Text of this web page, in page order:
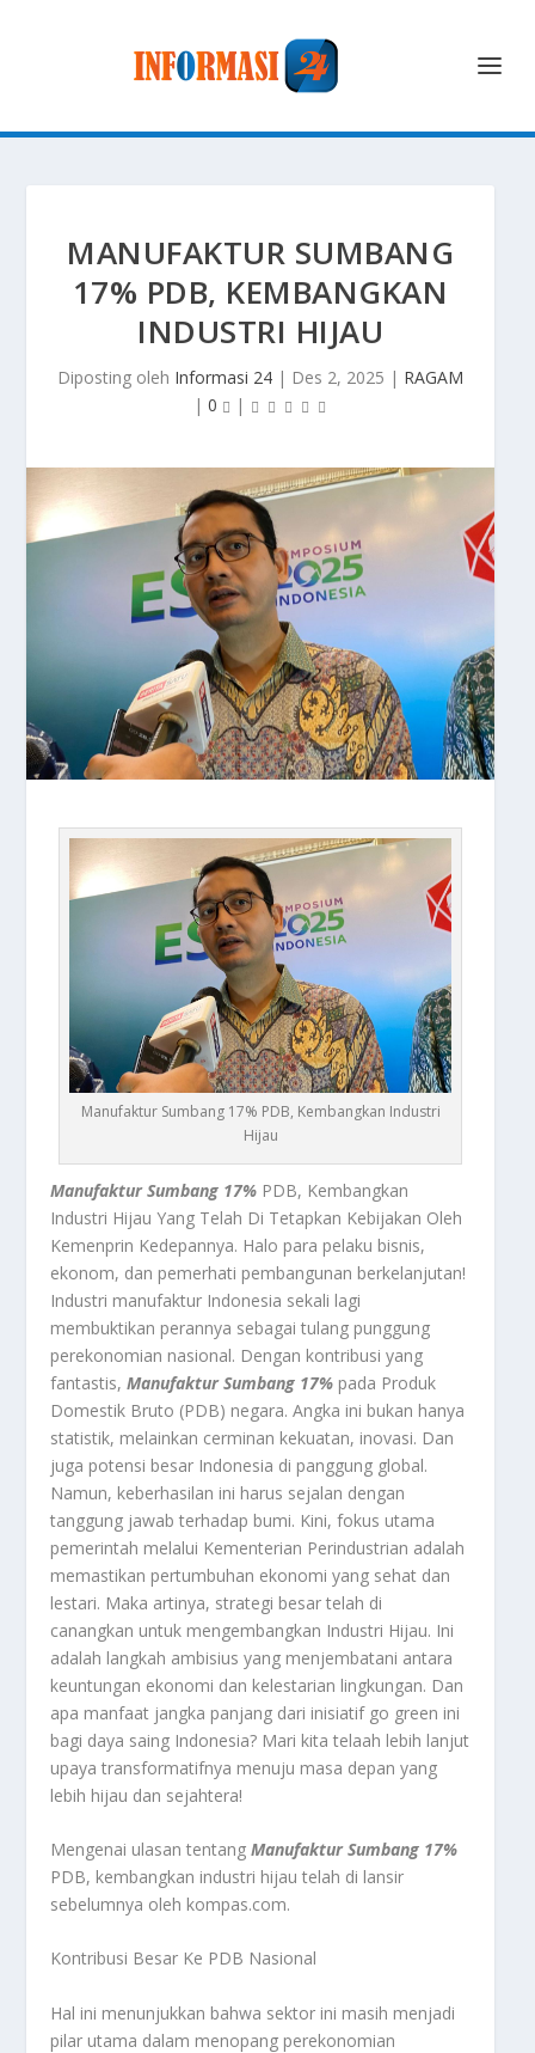
MANUFAKTUR SUMBANG
17% PDB, KEMBANGKAN
INDUSTRI HIJAU
Diposting oleh Informasi 24 | Des 2, 2025 | RAGAM
| 0 |
Manufaktur Sumbang 17% PDB, Kembangkan Industri
Hijau
Manufaktur Sumbang 17% PDB, Kembangkan
Industri Hijau Yang Telah Di Tetapkan Kebijakan Oleh
Kemenprin Kedepannya. Halo para pelaku bisnis,
ekonom, dan pemerhati pembangunan berkelanjutan!
Industri manufaktur Indonesia sekali lagi
membuktikan perannya sebagai tulang punggung
perekonomian nasional. Dengan kontribusi yang
fantastis,Manufaktur Sumbang 17% pada Produk
Domestik Bruto (PDB) negara. Angka ini bukan hanya
statistik, melainkan cerminan kekuatan, inovasi. Dan
juga potensi besar Indonesia di panggung global.
Namun, keberhasilan ini harus sejalan dengan
tanggung jawab terhadap bumi. Kini, fokus utama
pemerintah melalui Kementerian Perindustrian adalah
memastikan pertumbuhan ekonomi yang sehat dan
lestari. Maka artinya, strategi besar telah di
canangkan untuk mengembangkan Industri Hijau. Ini
adalah langkah ambisius yang menjembatani antara
keuntungan ekonomi dan kelestarian lingkungan. Dan
apa manfaat jangka panjang dari inisiatif go green ini
bagi daya saing Indonesia? Mari kita telaah lebih lanjut
upaya transformatifnya menuju masa depan yang
lebih hijau dan sejahtera!
Mengenai ulasan tentangManufaktur Sumbang 17%
PDB, kembangkan industri hijau telah di lansir
sebelumnya oleh kompas.com.
Kontribusi Besar Ke PDB Nasional
Hal ini menunjukkan bahwa sektor ini masih menjadi
pilar utama dalam menopang perekonomian